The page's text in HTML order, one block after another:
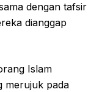
dengan tafsir
dianggap
Islam
merujuk pada